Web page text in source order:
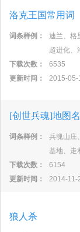
洛克王国常用词
词条样例：
迪兰、格
超进化、
下载次数：
6535
更新时间：
2015-05-
[创世兵魂]地图
词条样例：
兵魂山庄
基地、走
下载次数：
6154
更新时间：
2014-11-
狼人杀